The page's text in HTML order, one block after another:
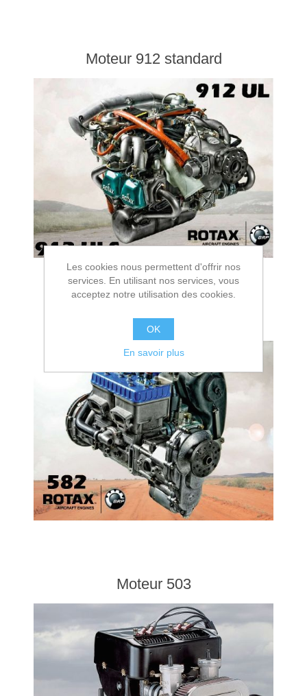
Moteur 912 standard
Moteur 582
Moteur 503
Les cookies nous permettent d'offrir nos
services. En utilisant nos services, vous
acceptez notre utilisation des cookies.
OK
En savoir plus